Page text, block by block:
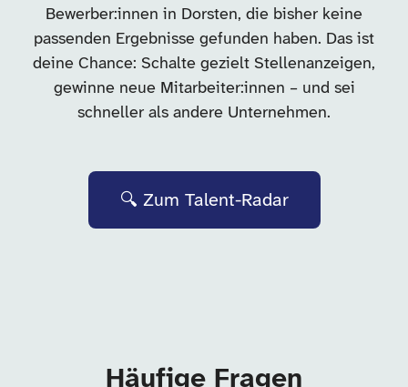
Bewerber:innen in Dorsten, die bisher keine
passenden Ergebnisse gefunden haben. Das ist
deine Chance: Schalte gezielt Stellenanzeigen,
gewinne neue Mitarbeiter:innen – und sei
schneller als andere Unternehmen.
🔍 Zum Talent-Radar
Häufige Fragen